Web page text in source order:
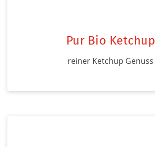
Pur Bio Ketchup
reiner Ketchup Genuss